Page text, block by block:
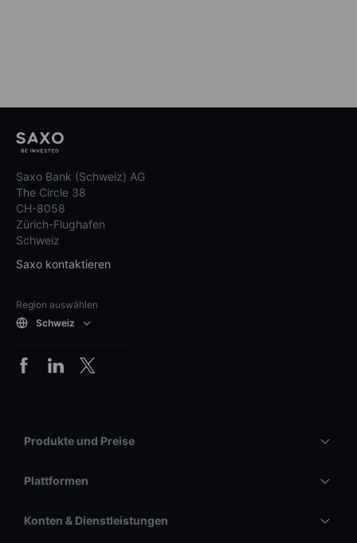
Saxo Bank (Schweiz) AG
The Circle 38
CH-8058
Zürich-Flughafen
Schweiz
Saxo kontaktieren
Region auswählen
Schweiz
Produkte und Preise
Plattformen
Konten & Dienstleistungen